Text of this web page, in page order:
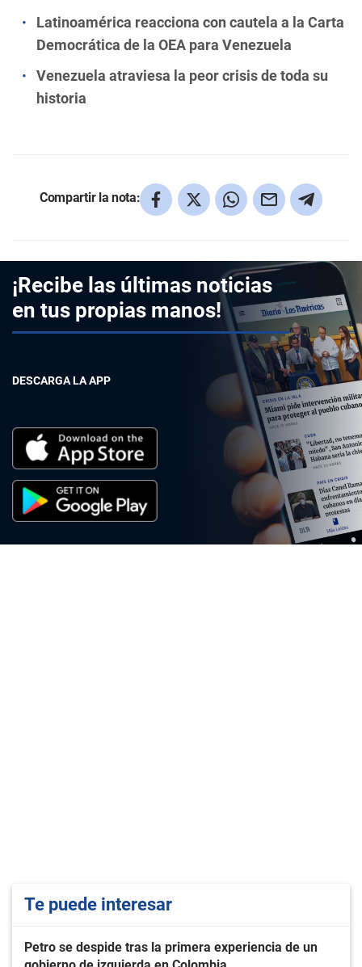
Latinoamérica reacciona con cautela a la Carta
Democrática de la OEA para Venezuela
Venezuela atraviesa la peor crisis de toda su
historia
Compartir la nota:
¡Recibe las últimas noticias
en tus propias manos!
DESCARGA LA APP
Te puede interesar
Petro se despide tras la primera experiencia de un